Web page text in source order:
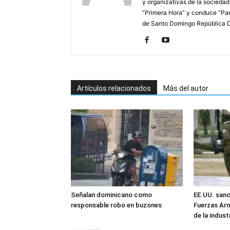
y organizativas de la
“Primera Hora” y conduce
de Santo Domingo República
Artículos relacionados Más del autor
Señalan dominicano como
responsable robo en buzones
EE.UU.
Fuerzas
de la